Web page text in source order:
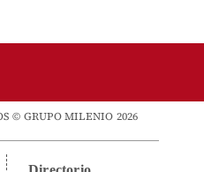
© GRUPO MILENIO 2026